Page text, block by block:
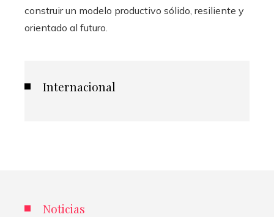
construir un modelo productivo sólido, resiliente y
orientado al futuro.
Internacional
Noticias